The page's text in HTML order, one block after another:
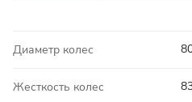
Диаметр колес
Жесткость колес